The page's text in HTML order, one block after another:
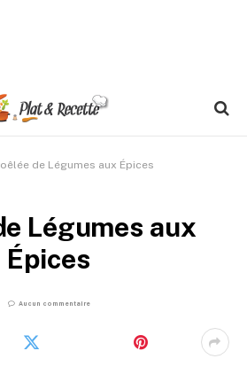
de Légumes aux Épices
Légumes aux
Épices
Aucun commentaire